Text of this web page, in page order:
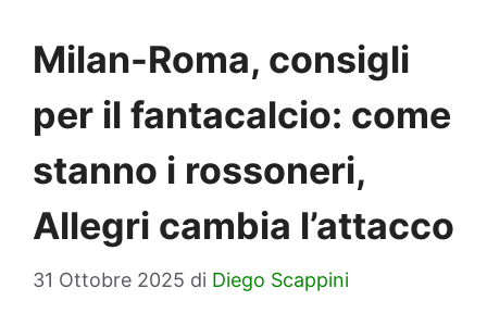
Milan-Roma, consigli
per il fantacalcio: come
stanno i rossoneri,
Allegri cambia l’attacco
31 Ottobre 2025 di Diego Scappini